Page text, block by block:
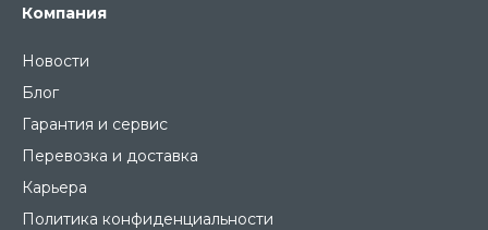
Компания
Новости
Блог
Гарантия и сервис
Перевозка и доставка
Карьера
Политика конфиденциальности